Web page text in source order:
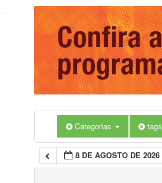
Categorias tags
8 DE AGOSTO DE 2026
03:00
04:00
05:00
07:00